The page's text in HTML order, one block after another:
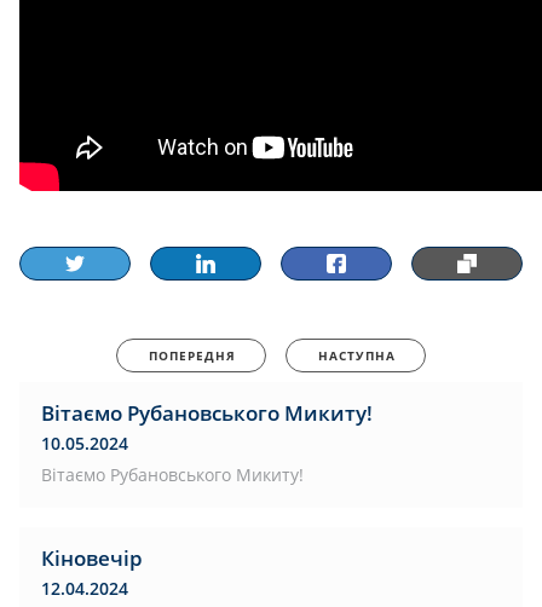
ПОПЕРЕДНЯ НАСТУПНА
Вітаємо Рубановського Микиту!
10.05.2024
Вітаємо Рубановського Микиту!
Кіновечір
12.04.2024